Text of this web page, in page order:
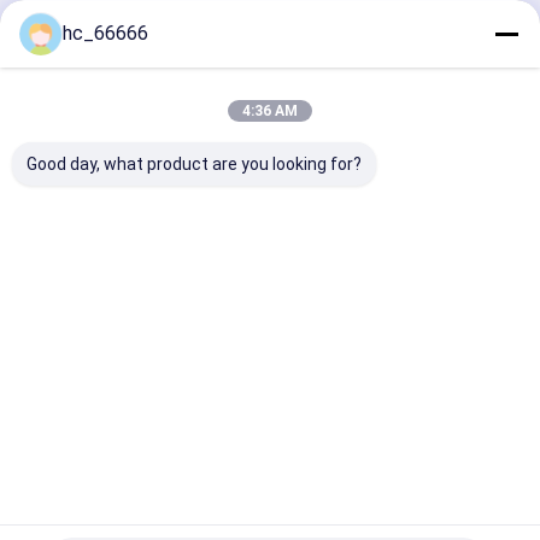
Kontroler koparki
hc_66666
4:36 AM
Good day, what product are you looking for?